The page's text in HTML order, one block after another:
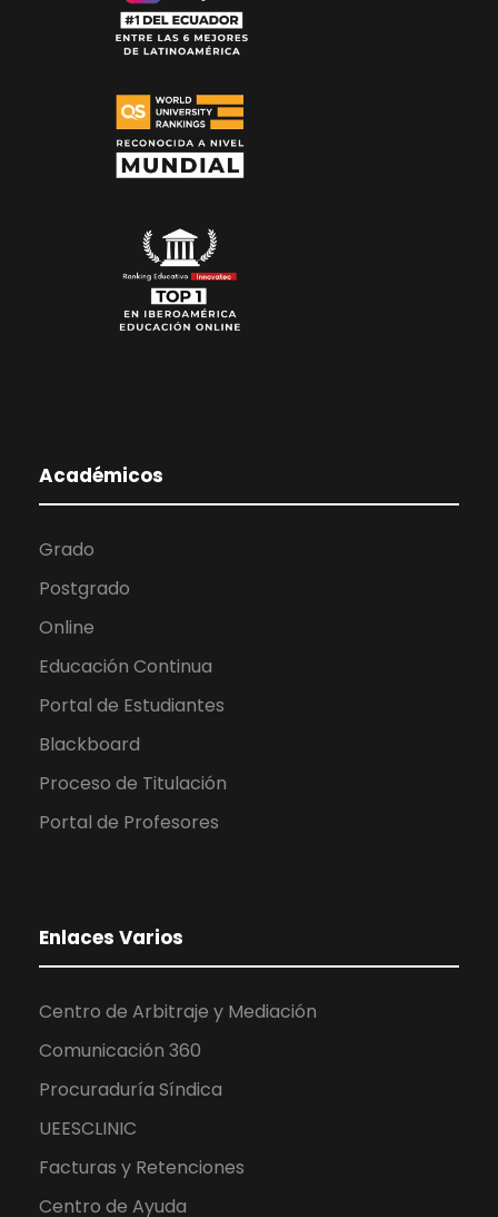
Académicos
Grado
Postgrado
Online
Educación Continua
Portal de Estudiantes
Blackboard
Proceso de Titulación
Portal de Profesores
Enlaces Varios
Centro de Arbitraje y Mediación
Comunicación 360
Procuraduría Síndica
UEESCLINIC
Facturas y Retenciones
Centro de Ayuda